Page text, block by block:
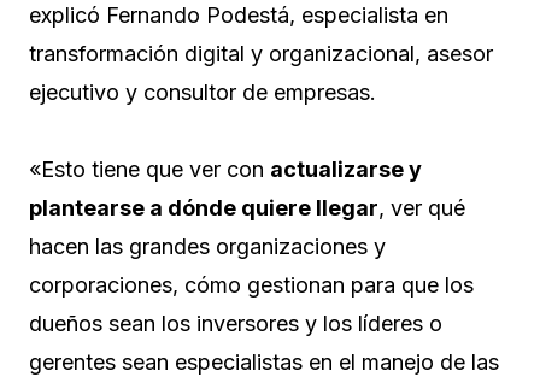
explicó Fernando Podestá, especialista en
transformación digital y organizacional, asesor
ejecutivo y consultor de empresas.
«Esto tiene que ver con actualizarse y
plantearse a dónde quiere llegar, ver qué
hacen las grandes organizaciones y
corporaciones, cómo gestionan para que los
dueños sean los inversores y los líderes o
gerentes sean especialistas en el manejo de las